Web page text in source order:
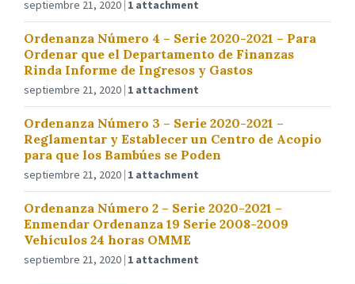
septiembre 21, 2020 1 attachment
Ordenanza Número 4 – Serie 2020-2021 – Para
Ordenar que el Departamento de Finanzas
Rinda Informe de Ingresos y Gastos
septiembre 21, 2020 1 attachment
Ordenanza Número 3 – Serie 2020-2021 –
Reglamentar y Establecer un Centro de Acopio
para que los Bambúes se Poden
septiembre 21, 2020 1 attachment
Ordenanza Número 2 – Serie 2020-2021 –
Enmendar Ordenanza 19 Serie 2008-2009
Vehículos 24 horas OMME
septiembre 21, 2020 1 attachment